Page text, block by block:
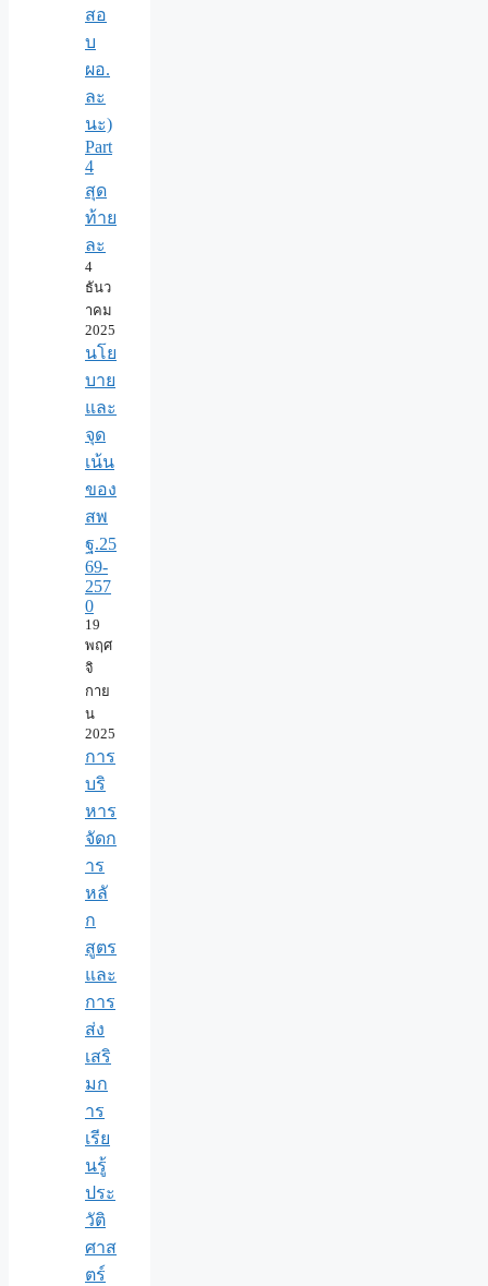
สอ
บ
ผอ.
ละ
นะ)
Part
4
สุด
ท้าย
ละ
4
ธันว
าคม
2025
นโย
บาย
และ
จุด
เน้น
ของ
สพ
ฐ.25
69-
257
0
19
พฤศ
จิ
กาย
น
2025
การ
บริ
หาร
จัดก
าร
หลั
ก
สูตร
และ
การ
ส่ง
เสริ
มก
าร
เรีย
นรู้
ประ
วัติ
ศาส
ตร์